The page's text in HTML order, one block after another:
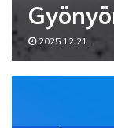
2025.12.21.